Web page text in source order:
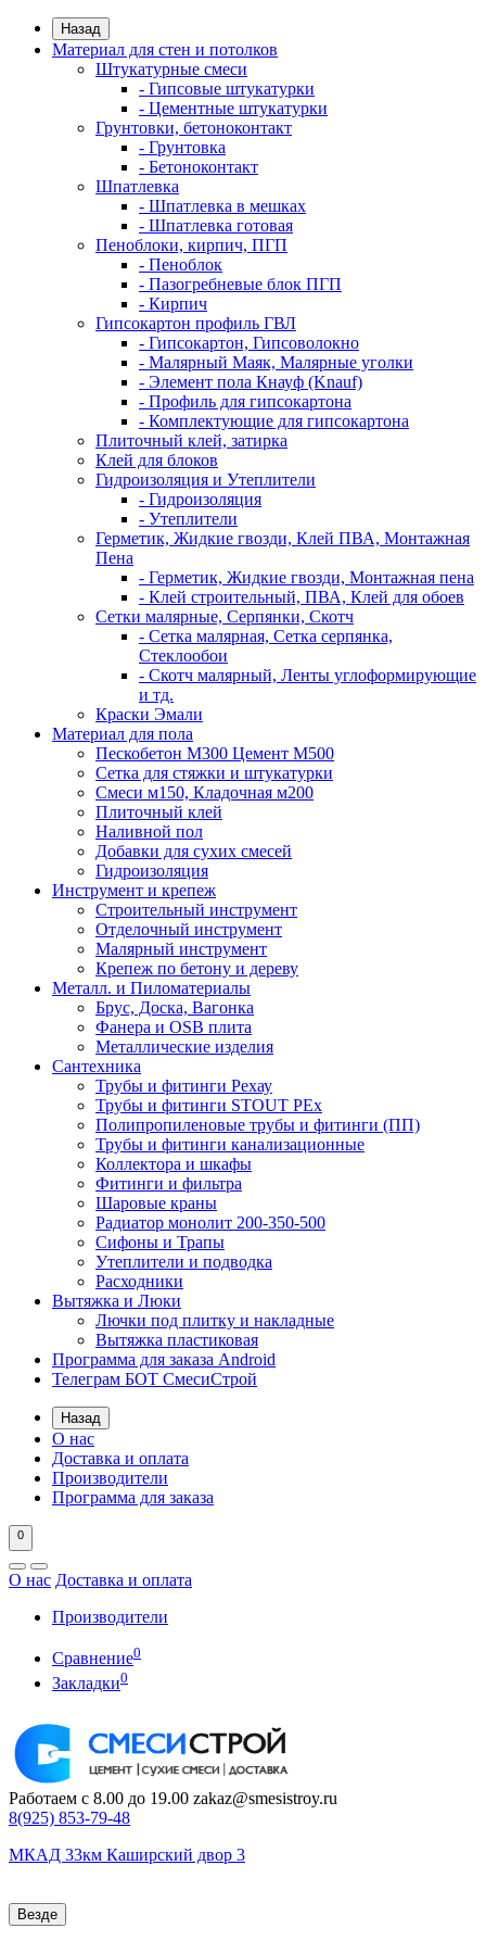
Назад
Материал для стен и потолков
Штукатурные смеси
- Гипсовые штукатурки
- Цементные штукатурки
Грунтовки, бетоноконтакт
- Грунтовка
- Бетоноконтакт
Шпатлевка
- Шпатлевка в мешках
- Шпатлевка готовая
Пеноблоки, кирпич, ПГП
- Пеноблок
- Пазогребневые блок ПГП
- Кирпич
Гипсокартон профиль ГВЛ
- Гипсокартон, Гипсоволокно
- Малярный Маяк, Малярные уголки
- Элемент пола Кнауф (Knauf)
- Профиль для гипсокартона
- Комплектующие для гипсокартона
Плиточный клей, затирка
Клей для блоков
Гидроизоляция и Утеплители
- Гидроизоляция
- Утеплители
Герметик, Жидкие гвозди, Клей ПВА, Монтажная
Пена
- Герметик, Жидкие гвозди, Монтажная пена
- Клей строительный, ПВА, Клей для обоев
Сетки малярные, Серпянки, Скотч
- Сетка малярная, Сетка серпянка,
Стеклообои
- Скотч малярный, Ленты углоформирующие
и тд.
Краски Эмали
Материал для пола
Пескобетон М300 Цемент М500
Сетка для стяжки и штукатурки
Смеси м150, Кладочная м200
Плиточный клей
Наливной пол
Добавки для сухих смесей
Гидроизоляция
Инструмент и крепеж
Строительный инструмент
Отделочный инструмент
Малярный инструмент
Крепеж по бетону и дереву
Металл. и Пиломатериалы
Брус, Доска, Вагонка
Фанера и OSB плита
Металлические изделия
Сантехника
Трубы и фитинги Рехау
Трубы и фитинги STOUT PEx
Полипропиленовые трубы и фитинги (ПП)
Трубы и фитинги канализационные
Коллектора и шкафы
Фитинги и фильтра
Шаровые краны
Радиатор монолит 200-350-500
Сифоны и Трапы
Утеплители и подводка
Расходники
Вытяжка и Люки
Лючки под плитку и накладные
Вытяжка пластиковая
Программа для заказа Android
Телеграм БОТ СмесиСтрой
Назад
О нас
Доставка и оплата
Производители
Программа для заказа
0
О нас Доставка и оплата
Производители
Сравнение0
Закладки0
Работаем с 8.00 до 19.00 zakaz@smesistroy.ru
8(925) 853-79-48
МКАД 33км Каширский двор 3
Везде